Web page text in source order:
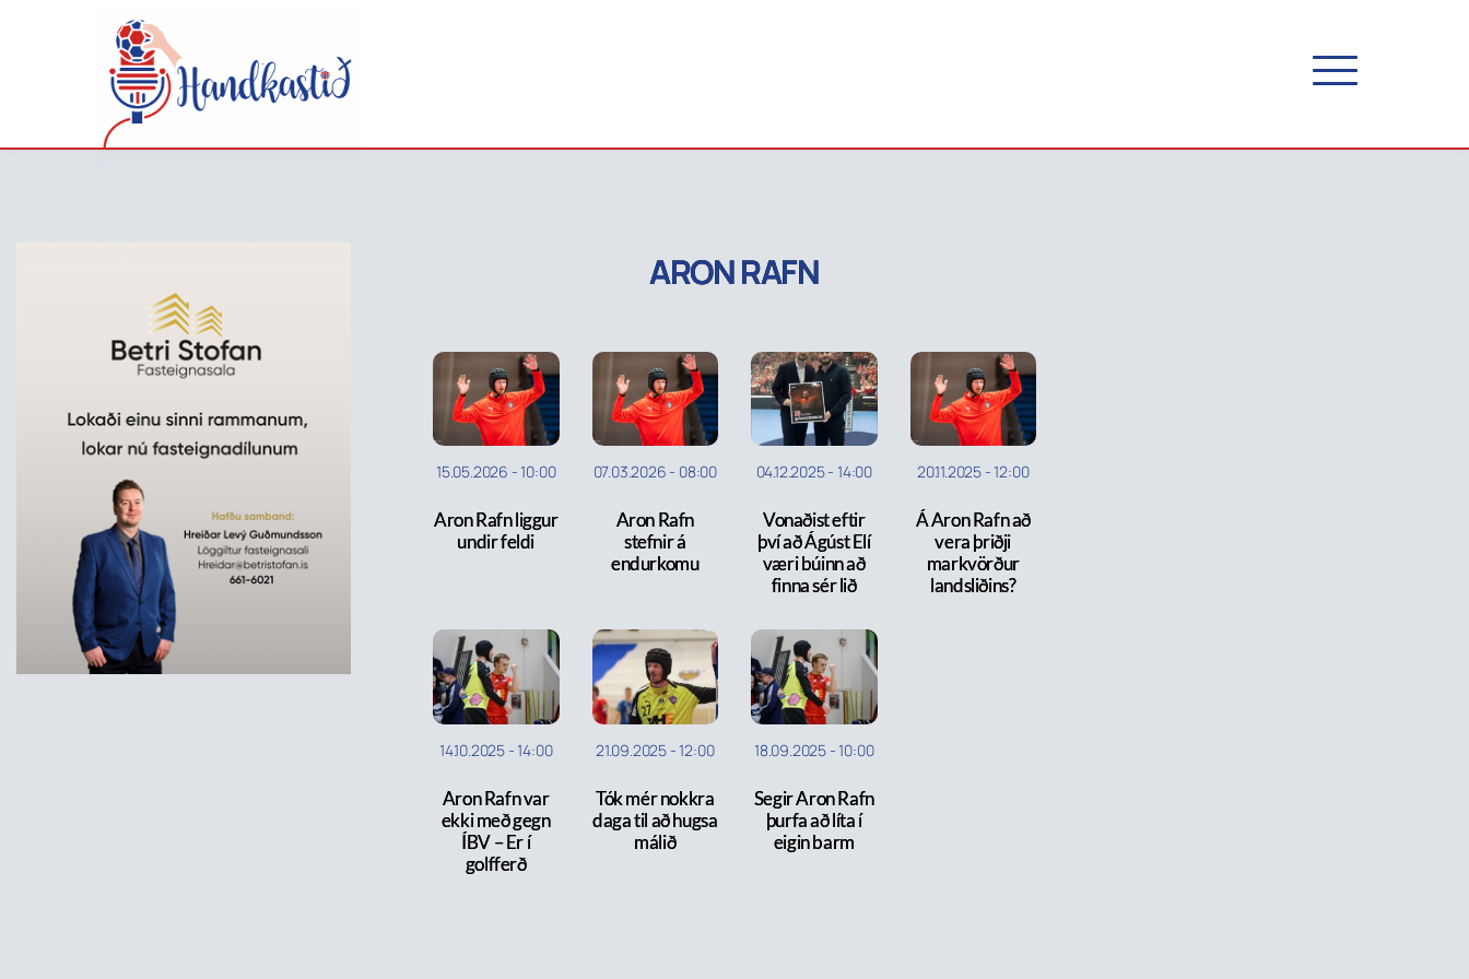
ARON RAFN
15.05.2026 -10:00
Aron Rafn liggur
undir feldi
07.03.2026 - 08:00
Aron Rafn
stefnir á
endurkomu
04.12.2025- 14:00
Vonaðist eftir
því að Ágúst Elí
væri búinn að
finna sér lið
20.11.2025 -12:00
Á Aron Rafn að
vera þriðji
markvörður
landsliðins?
14.10.2025 -14:00
Aron Rafn var
ekki með gegn
ÍBV – Er í
golfferð
21.09.2025 -12:00
Tók mér nokkra
daga til að hugsa
málið
18.09.2025 -10:00
Segir Aron Rafn
þurfa að líta í
eigin barm